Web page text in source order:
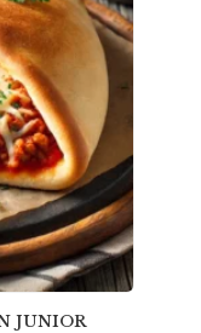
JUNIOR